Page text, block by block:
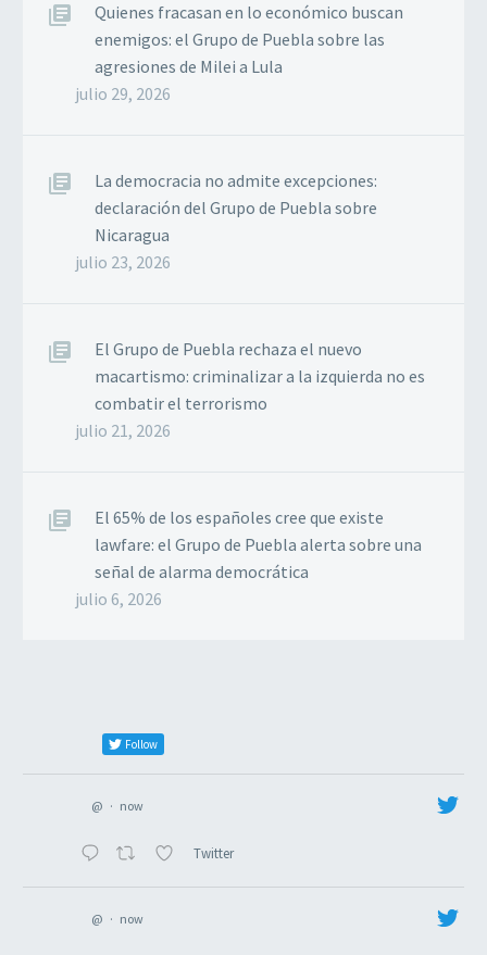
Quienes fracasan en lo económico buscan
enemigos: el Grupo de Puebla sobre las
agresiones de Milei a Lula
julio 29, 2026
La democracia no admite excepciones:
declaración del Grupo de Puebla sobre
Nicaragua
julio 23, 2026
El Grupo de Puebla rechaza el nuevo
macartismo: criminalizar a la izquierda no es
combatir el terrorismo
julio 21, 2026
El 65% de los españoles cree que existe
lawfare: el Grupo de Puebla alerta sobre una
señal de alarma democrática
julio 6, 2026
Follow
@ · now
Twitter
@ · now